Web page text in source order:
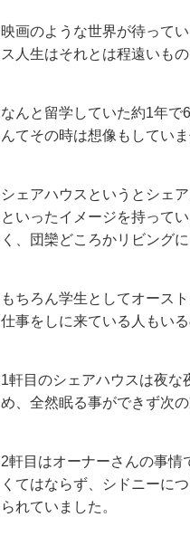
映画のような世界が待って
ス人生はそれとは程遠いもの
なんと留学していた約1年で
んてその時は想像もしていま
シェアハウスというとシェ
といったイメージを持って
く、団欒どころかリビング
もちろん学生としてオース
仕事をしに来ている人もい
1軒目のシェアハウスは夜な
め、全然眠る事ができず次
2軒目はオーナーさんの事情
くてはならず、シドニーに
られていました。